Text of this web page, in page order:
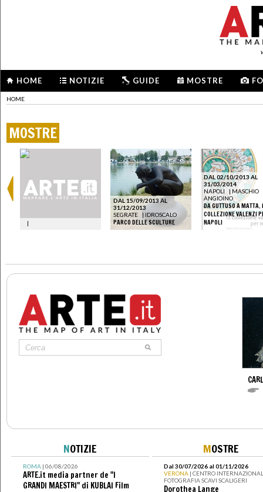
HOME NOTIZIE GUIDE MOSTRE
HOME
MOSTRE
|
DAL 15/09/2013 AL
31/12/2013
SEGRATE
| IDROSCALO
PARCO DELLE SCULTURE
DAL 02/10/2013 AL
31/03/2014
NAPOLI | MASCHIO
ANGIOINO
DA GUTTUSO A MATTA.
COLLEZIONE VALENZI
NAPOLI
NOTIZIE
ROMA| 06/08/2026
ARTE.it media partner de "I
GRANDI MAESTRI" di KUBLAI Film
MOSTRE
Dal 30/07/2026 al 01/11/2026
VERONA | CENTRO
FOTOGRAFIA SCAVI SCALIGERI
Dorothea Lange